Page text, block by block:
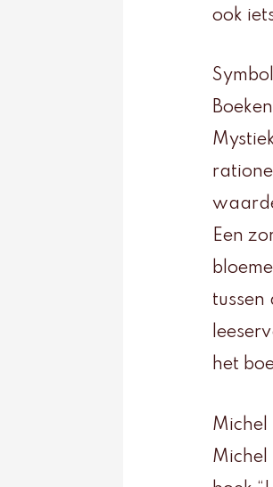
ook
Een
tussen
het
Michel
Michel